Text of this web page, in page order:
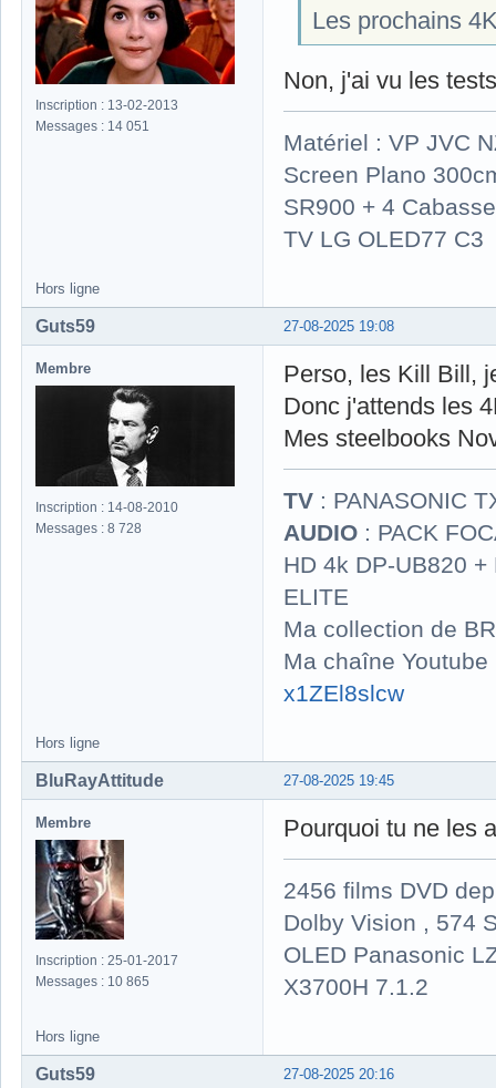
Inscription : 13-02-2013
Messages : 14 051
Les prochains
Non, j'ai vu les
Matériel : VP JVC
Screen Plano
SR900 + 4
TV LG OLED77 C3
Hors ligne
27-08-2025 19:08
Guts59
Membre
Inscription : 14-08-2010
Messages : 8 728
Perso, les Kill Bill,
Donc j'attends les
Mes steelbooks
TV : PANASONIC
AUDIO : PACK
HD 4k DP-UB820
ELITE
Ma collection de
Ma chaîne
x1ZEl8slcw
Hors ligne
27-08-2025 19:45
BluRayAttitude
Membre
Inscription : 25-01-2017
Messages : 10 865
Pourquoi tu ne les
2456 films DVD
Dolby Vision , 574
OLED Panasonic
X3700H 7.1.2
Hors ligne
27-08-2025 20:16
Guts59